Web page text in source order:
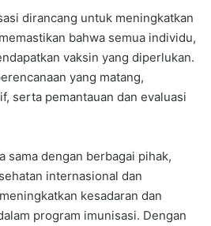
dirancang untuk meningkatkan
bahwa semua individu,
vaksin yang diperlukan.
yang matang,
serta pemantauan dan evaluasi
sama dengan berbagai pihak,
internasional dan
kesadaran dan
program imunisasi. Dengan